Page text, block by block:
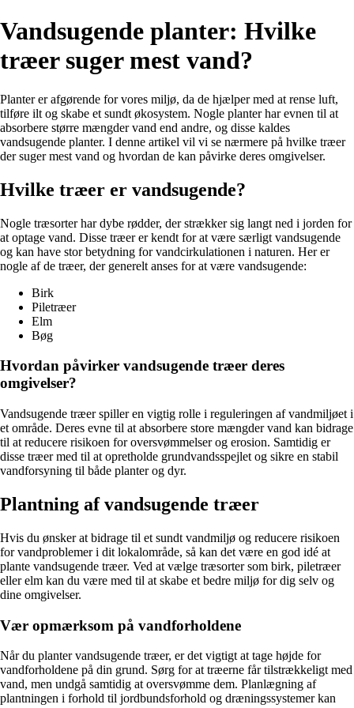
Vandsugende planter: Hvilke
træer suger mest vand?
Planter er afgørende for vores miljø, da de hjælper med at rense luft,
tilføre ilt og skabe et sundt økosystem. Nogle planter har evnen til at
absorbere større mængder vand end andre, og disse kaldes
vandsugende planter. I denne artikel vil vi se nærmere på hvilke træer
der suger mest vand og hvordan de kan påvirke deres omgivelser.
Hvilke træer er vandsugende?
Nogle træsorter har dybe rødder, der strækker sig langt ned i jorden for
at optage vand. Disse træer er kendt for at være særligt vandsugende
og kan have stor betydning for vandcirkulationen i naturen. Her er
nogle af de træer, der generelt anses for at være vandsugende:
Birk
Piletræer
Elm
Bøg
Hvordan påvirker vandsugende træer deres
omgivelser?
Vandsugende træer spiller en vigtig rolle i reguleringen af vandmiljøet i
et område. Deres evne til at absorbere store mængder vand kan bidrage
til at reducere risikoen for oversvømmelser og erosion. Samtidig er
disse træer med til at opretholde grundvandsspejlet og sikre en stabil
vandforsyning til både planter og dyr.
Plantning af vandsugende træer
Hvis du ønsker at bidrage til et sundt vandmiljø og reducere risikoen
for vandproblemer i dit lokalområde, så kan det være en god idé at
plante vandsugende træer. Ved at vælge træsorter som birk, piletræer
eller elm kan du være med til at skabe et bedre miljø for dig selv og
dine omgivelser.
Vær opmærksom på vandforholdene
Når du planter vandsugende træer, er det vigtigt at tage højde for
vandforholdene på din grund. Sørg for at træerne får tilstrækkeligt med
vand, men undgå samtidig at oversvømme dem. Planlægning af
plantningen i forhold til jordbundsforhold og dræningssystemer kan